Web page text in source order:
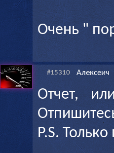
Очень "
#15310 Алексеич
Отчет,
P.S.